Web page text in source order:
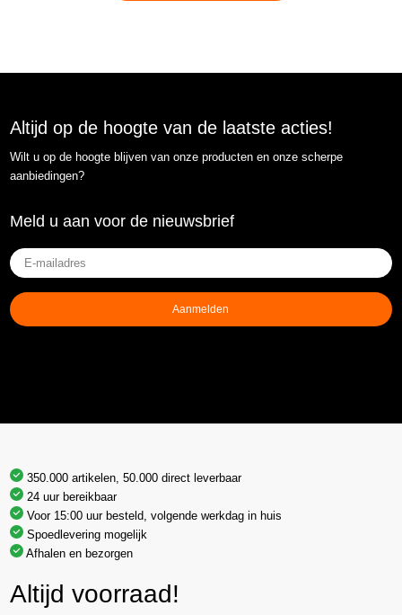
Altijd op de hoogte van de laatste acties!
Wilt u op de hoogte blijven van onze producten en onze scherpe
aanbiedingen?
Meld u aan voor de nieuwsbrief
E-
mailadres(Vereist)
Aanmelden
350.000 artikelen, 50.000 direct leverbaar
24 uur bereikbaar
Voor 15:00 uur besteld, volgende werkdag in huis
Spoedlevering mogelijk
Afhalen en bezorgen
Altijd voorraad!